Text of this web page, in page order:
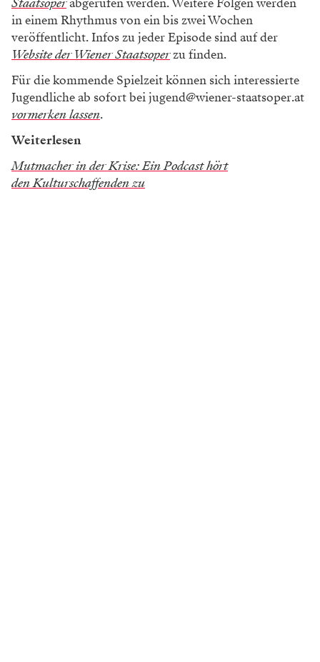
in einem Rhythmus von ein bis zwei Wochen
veröffentlicht. Infos zu jeder Episode sind auf der
Website der Wiener Staatsoperzu finden.
Für die kommende Spielzeit können sich interessierte
Jugendliche ab sofort beijugend@wiener-staatsoper.at
vormerken lassen.
Weiterlesen
Mutmacher in der Krise: Ein Podcast hört
den Kulturschaffenden zu